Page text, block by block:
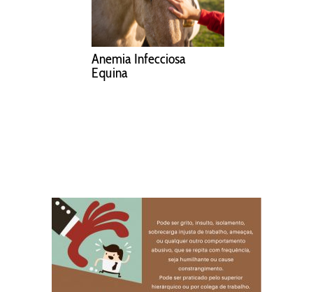
Anemia Infecciosa
Equina